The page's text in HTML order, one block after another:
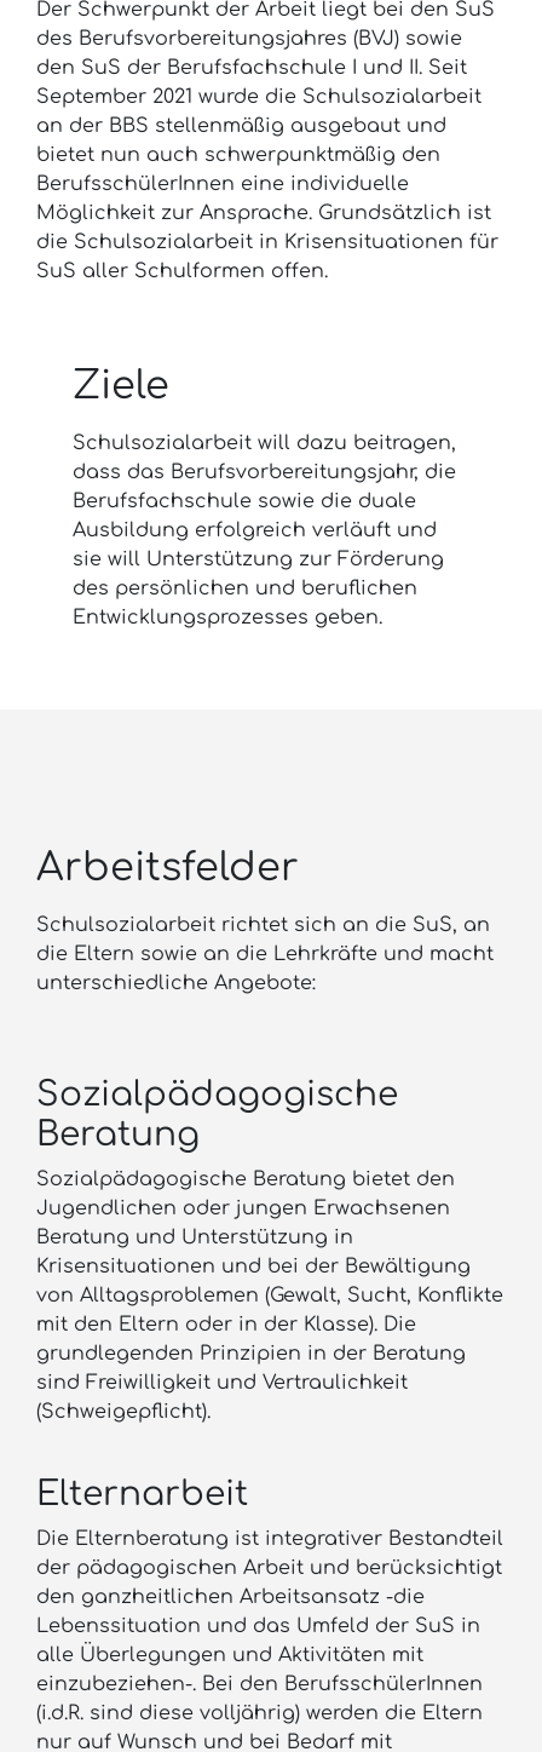
Der Schwerpunkt der Arbeit liegt bei den SuS
des Berufsvorbereitungsjahres (BVJ) sowie
den SuS der Berufsfachschule I und II. Seit
September 2021 wurde die Schulsozialarbeit
an der BBS stellenmäßig ausgebaut und
bietet nun auch schwerpunktmäßig den
BerufsschülerInnen eine individuelle
Möglichkeit zur Ansprache. Grundsätzlich ist
die Schulsozialarbeit in Krisensituationen für
SuS aller Schulformen offen.
Ziele
Schulsozialarbeit will dazu beitragen,
dass das Berufsvorbereitungsjahr, die
Berufsfachschule sowie die duale
Ausbildung erfolgreich verläuft und
sie will Unterstützung zur Förderung
des persönlichen und beruflichen
Entwicklungsprozesses geben.
Arbeitsfelder
Schulsozialarbeit richtet sich an die SuS, an
die Eltern sowie an die Lehrkräfte und macht
unterschiedliche Angebote:
Sozialpädagogische
Beratung
Sozialpädagogische Beratung bietet den
Jugendlichen oder jungen Erwachsenen
Beratung und Unterstützung in
Krisensituationen und bei der Bewältigung
von Alltagsproblemen (Gewalt, Sucht, Konflikte
mit den Eltern oder in der Klasse). Die
grundlegenden Prinzipien in der Beratung
sind Freiwilligkeit und Vertraulichkeit
(Schweigepflicht).
Elternarbeit
Die Elternberatung ist integrativer Bestandteil
der pädagogischen Arbeit und berücksichtigt
den ganzheitlichen Arbeitsansatz -die
Lebenssituation und das Umfeld der SuS in
alle Überlegungen und Aktivitäten mit
einzubeziehen-. Bei den BerufsschülerInnen
(i.d.R. sind diese volljährig) werden die Eltern
nur auf Wunsch und bei Bedarf mit